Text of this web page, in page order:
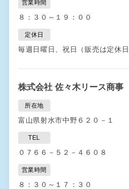
営業時間
８：３０～１９：００
定休日
毎週日曜日、祝日（販売は定休日
株式会社 佐々木リース商事
所在地
富山県射水市中野６２０－１
TEL
０７６６－５２－４６０８
営業時間
８：３０～１７：３０